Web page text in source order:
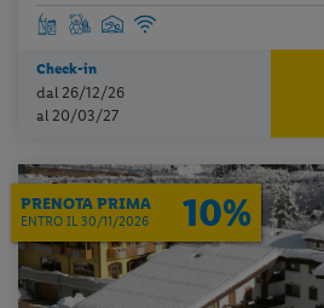
Check-in
dal 26/12/26
al 20/03/27
PRENOTA PRIMA
ENTRO IL 30/11/2026 10%